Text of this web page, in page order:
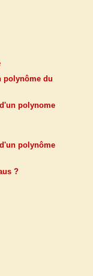
polynôme du
polynome
polynôme
?